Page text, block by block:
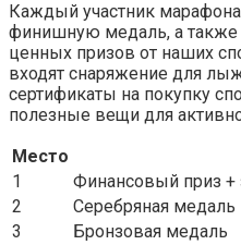
Каждый участник
финишную медаль, а также
ценных призов от наших
входят снаряжение для
сертификаты на покупку
полезные вещи для
Место
1
Финансовый приз +
2
Серебряная медаль
3
Бронзовая медаль